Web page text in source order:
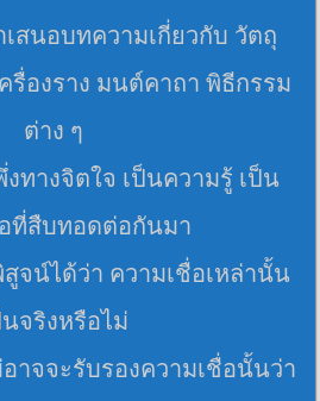
สนอบทความเกี่ยวกับ วัตถุ
รื่องราง มนต์คาถา พิธีกรรม
ต่าง ๆ
ทางจิตใจ เป็นความรู้ เป็น
ที่สืบทอดต่อกันมา
สูจน์ได้ว่า ความเชื่อเหล่านั้น
นจริงหรือไม่
าจจะรับรองความเชื่อนั้นว่า